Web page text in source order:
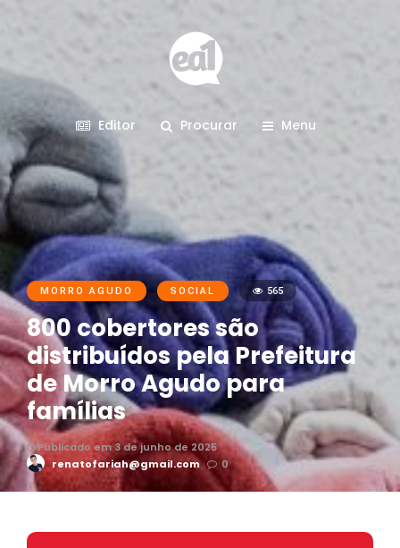
Editor Procurar Menu
MORRO AGUDO SOCIAL 565
800 cobertores são
distribuídos pela Prefeitura
de Morro Agudo para
famílias
Publicado em 3 de junho de 2025
renatofariah@gmail.com
0